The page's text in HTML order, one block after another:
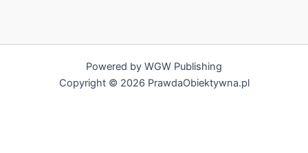
Powered by WGW Publishing
Copyright © 2026 PrawdaObiektywna.pl